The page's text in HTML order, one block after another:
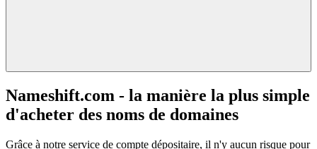
Nameshift.com - la manière la plus simple
d'acheter des noms de domaines
Grâce à notre service de compte dépositaire, il n'y aucun risque pour